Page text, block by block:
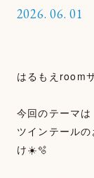
2026. 06. 01
はるもえroom
今回のテーマ
ツインテール
け☀️🫧